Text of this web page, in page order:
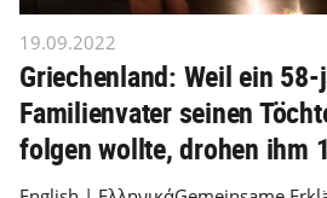
19.09.2022
Griechenland: Weil ein
Familienvater seinen
folgen wollte, drohen ihm